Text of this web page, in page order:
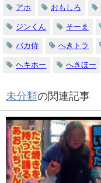
アホ おもしろ
ジンくん そーま
バカ侍 へきトラ
ヘキホー へきほー
未分類の関連記事